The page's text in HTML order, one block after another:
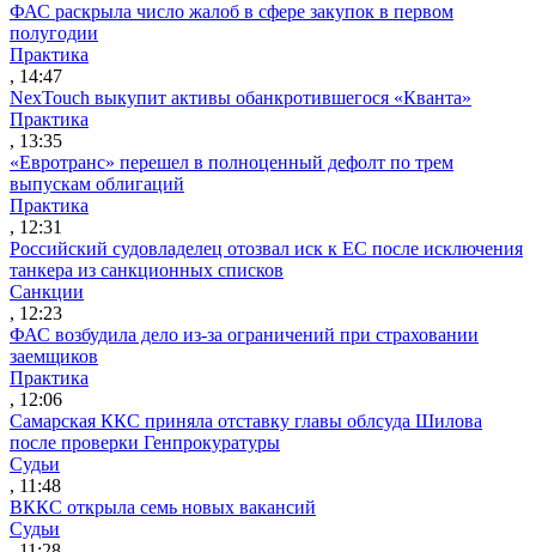
ФАС раскрыла число жалоб в сфере закупок в первом
полугодии
Практика
, 14:47
NexTouch выкупит активы обанкротившегося «Кванта»
Практика
, 13:35
«Евротранс» перешел в полноценный дефолт по трем
выпускам облигаций
Практика
, 12:31
Российский судовладелец отозвал иск к ЕС после исключения
танкера из санкционных списков
Санкции
, 12:23
ФАС возбудила дело из-за ограничений при страховании
заемщиков
Практика
, 12:06
Самарская ККС приняла отставку главы облсуда Шилова
после проверки Генпрокуратуры
Судьи
, 11:48
ВККС открыла семь новых вакансий
Судьи